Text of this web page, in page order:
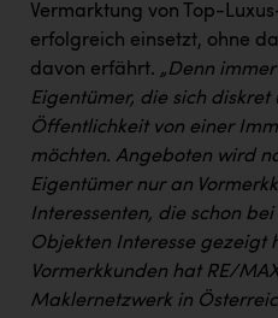
Vermarktung von Top-
erfolgreich einsetzt, ohne
davon erfährt. „Denn
Eigentümer, die sich diskret
Öffentlichkeit von einer
möchten. Angeboten wird
Eigentümer nur an
Interessenten, die schon
Objekten Interesse gezeigt
Vormerkkunden hat RE/
Maklernetzwerk in